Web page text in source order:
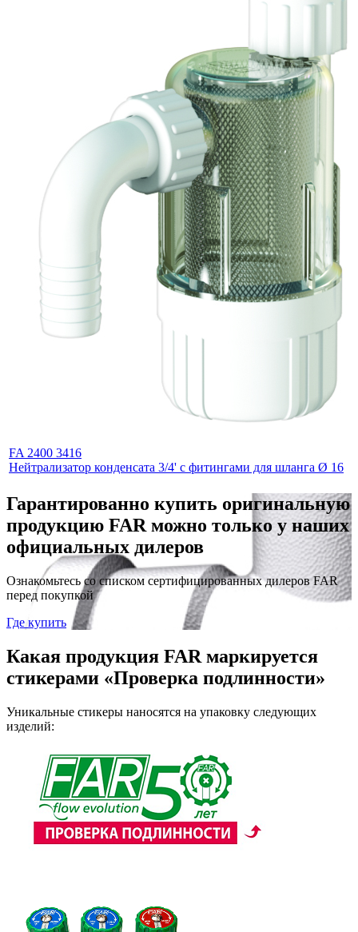
FA 2400 3416
Нейтрализатор конденсата 3/4' с фитингами для шланга Ø 16
Гарантированно купить оригинальную
продукцию FAR можно только у наших
официальных дилеров
Ознакомьтесь со списком сертифицированных дилеров FAR
перед покупкой
Где купить
Какая продукция FAR маркируется
стикерами «Проверка подлинности»
Уникальные стикеры наносятся на упаковку следующих
изделий: